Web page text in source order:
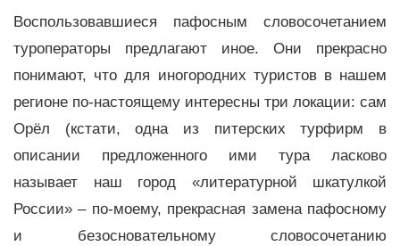
Воспользовавшиеся пафосным словосочетанием
туроператоры предлагают иное. Они прекрасно
понимают, что для иногородних туристов в нашем
регионе по-настоящему интересны три локации: сам
Орёл (кстати, одна из питерских турфирм в
описании предложенного ими тура ласково
называет наш город «литературной шкатулкой
России» – по-моему, прекрасная замена пафосному
и безосновательному словосочетанию